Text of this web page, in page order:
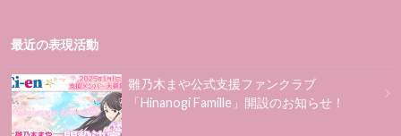
最近の表現活動
雛乃木まや公式支援ファンクラブ
「Hinanogi Famille」開設のお知らせ！